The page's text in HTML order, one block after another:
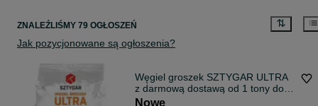
ZNALEŹLIŚMY 79 OGŁOSZEŃ
Jak pozycjonowane są ogłoszenia?
Węgiel groszek SZTYGAR ULTRA
z darmową dostawą od 1 tony do
50km Autoryzowany sprzedawca
Nowe